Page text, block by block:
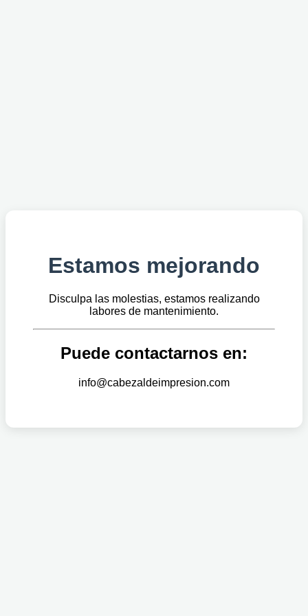
Estamos mejorando
Disculpa las molestias, estamos realizando
labores de mantenimiento.
Puede contactarnos en:
info@cabezaldeimpresion.com